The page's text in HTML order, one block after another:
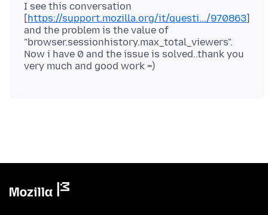
I see this conversation
[https://support.mozilla.org/it/questi.../970863]
and the problem is the value of
"browser.sessionhistory.max_total_viewers".
Now i have 0 and the issue is solved..thank you